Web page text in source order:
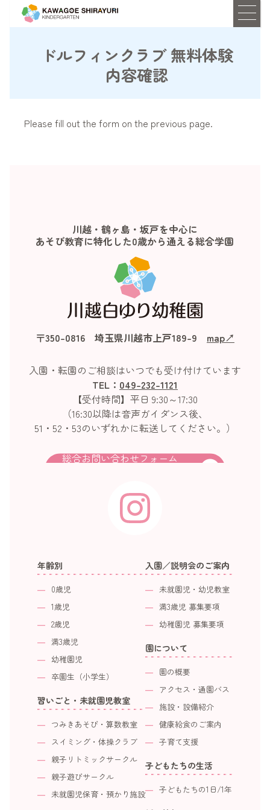
ドルフィンクラブ 無料体験
内容確認
Please fill out the form on the previous page.
川越・鶴ヶ島・坂戸を中心に
あそび教育に特化した0歳から通える総合学園
〒350-0816 埼玉県川越市上戸189-9 map↗︎
入園・転園のご相談はいつでも受け付けています
TEL： 049-232-1121
【受付時間】平日 9:30～17:30
（16:30以降は音声ガイダンス後、
51・52・53のいずれかに転送してください。）
総合お問い合わせフォーム
年齢別
0歳児
1歳児
2歳児
満3歳児
幼稚園児
卒園生（小学生）
習いごと・未就園児教室
つみきあそび・算数教室
スイミング・体操クラブ
親子リトミックサークル
親子遊びサークル
未就園児保育・預かり施設
入園／説明会のご案内
未就園児・幼児教室
満3歳児 募集要項
幼稚園児 募集要項
園について
園の概要
アクセス・通園バス
施設・設備紹介
健康給食のご案内
子育て支援
子どもたちの生活
子どもたちの1日/1年